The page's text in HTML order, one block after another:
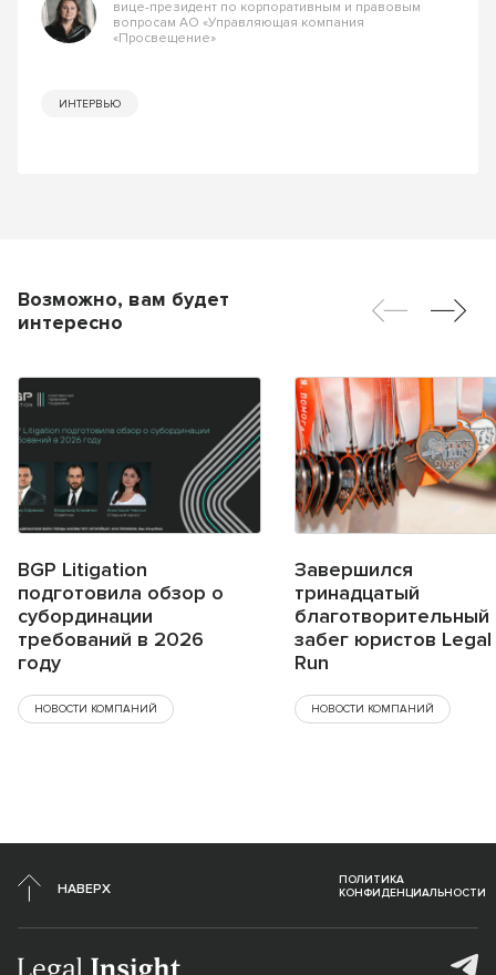
вице-президент по корпоративным и правовым
вопросам АО «Управляющая компания
«Просвещение»
ИНТЕРВЬЮ
Возможно, вам будет
интересно
BGP Litigation
подготовила обзор о
субординации
требований в 2026
году
НОВОСТИ КОМПАНИЙ
Завершился
тринадцатый
благотворительный
забег юристов Legal
Run
НОВОСТИ КОМПАНИЙ
НАВЕРХ
ПОЛИТИКА
КОНФИДЕНЦИАЛЬНОСТИ